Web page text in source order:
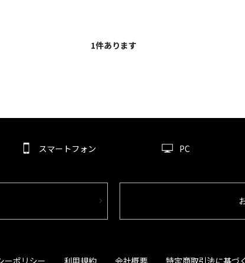
1件あります
スマートフォン PC
ーポリシー 利用規約 会社概要 特定商取引法に基づ